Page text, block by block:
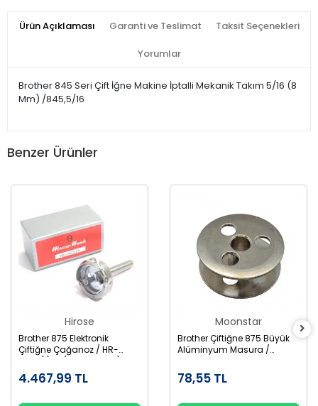
Ürün Açıklaması Garanti ve Teslimat Taksit Seçenekleri
Yorumlar
Brother 845 Seri Çift İğne Makine İptalli Mekanik Takım 5/16 (8
Mm) /845,5/16
Benzer Ürünler
Hirose
Brother 875 Elektronik
Çiftiğne Çağanoz / HR-
12MC(1)TR (SA1689-001)
4.467,99 TL
Moonstar
Brother Çiftiğne 875 Büyük
Alüminyum Masura /
78,55 TL